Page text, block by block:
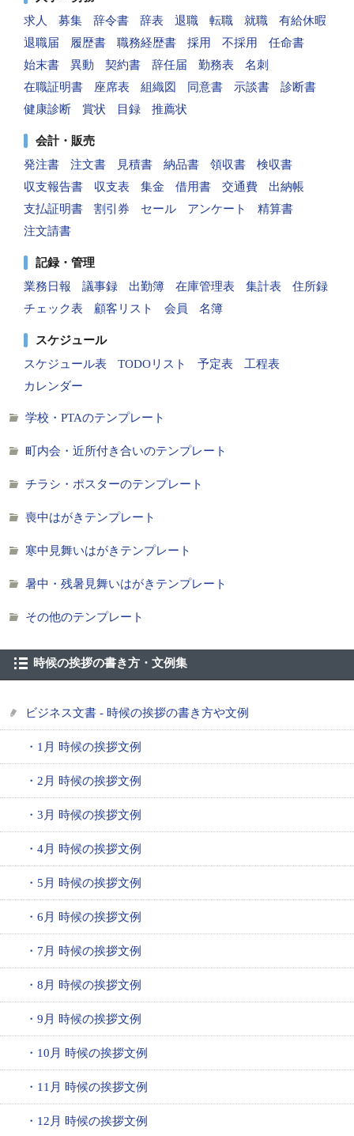
求人
募集 辞令書 辞表 退職 転職 就職
有給休暇
退職届
履歴書 職務経歴書 採用 不採用
任命書
始末書
異動 契約書 辞任届 勤務表
名刺
在職証明書
座席表 組織図 同意書 示談書
診断書
健康診断
賞状 目録 推薦状
会計・販売
発注書
注文書 見積書 納品書 領収書
検収書
収支報告書
収支表 集金 借用書 交通費
出納帳
支払証明書
割引券 セール アンケート
精算書
注文請書
記録・管理
業務日報
議事録 出勤簿 在庫管理表 集計表
住所録
チェック表
顧客リスト 会員 名簿
スケジュール
スケジュール表
TODOリスト 予定表
工程表
カレンダー
学校・PTAのテンプレート
町内会・近所付き合いのテンプレート
チラシ・ポスターのテンプレート
喪中はがきテンプレート
寒中見舞いはがきテンプレート
暑中・残暑見舞いはがきテンプレート
その他のテンプレート
時候の挨拶の書き方・文例集
ビジネス文書 - 時候の挨拶の書き方や文例
・1月 時候の挨拶文例
・2月 時候の挨拶文例
・3月 時候の挨拶文例
・4月 時候の挨拶文例
・5月 時候の挨拶文例
・6月 時候の挨拶文例
・7月 時候の挨拶文例
・8月 時候の挨拶文例
・9月 時候の挨拶文例
・10月 時候の挨拶文例
・11月 時候の挨拶文例
・12月 時候の挨拶文例